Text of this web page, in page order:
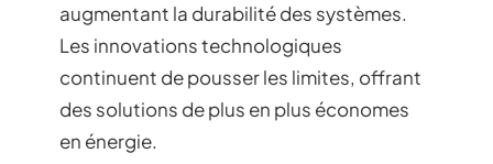
augmentant la durabilité des systèmes.
Les innovations technologiques
continuent de pousser les limites, offrant
des solutions de plus en plus économes
en énergie.